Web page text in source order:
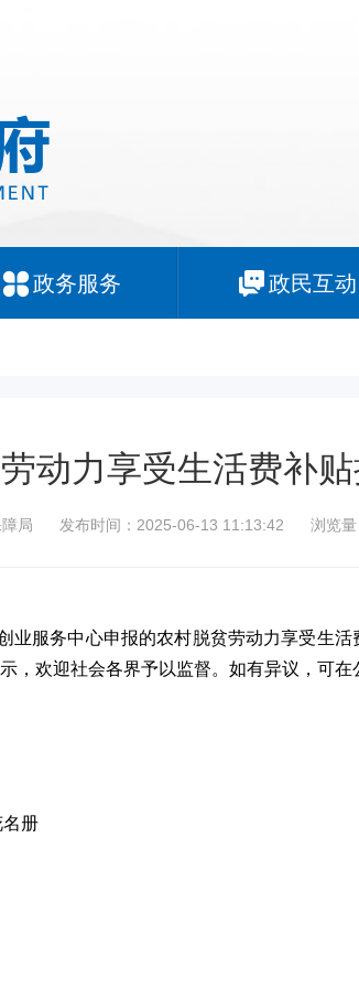
政务服务 政民互动
动力享受生活费补
局 发布时间：2025-06-13 11:13:42 浏览
服务中心申报的农村脱贫劳动力享受生
欢迎社会各界予以监督。如有异议，可在
册